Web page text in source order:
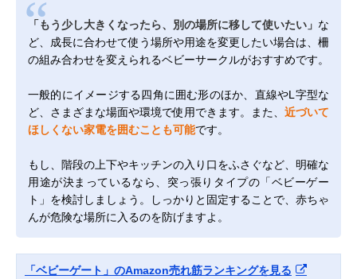
「もう少し大きくなったら、別の場所に移して使いたい」 な
ど、成長に合わせて使う場所や用途を変更したい場合は、柵
の組み合わせを変えられるベビーサークルがおすすめです。
一般的にイメージする四角に囲む形のほか、直線やL字型な
ど、さまざまな場面や環境で使用できます。また、 近づいて
ほしくない家電を囲むことも可能です。
もし、階段の上下やキッチンの入り口をふさぐなど、明確な
用途が決まっているなら、突っ張りタイプの「ベビーゲー
ト」を検討しましょう。しっかりと固定することで、赤ちゃ
んが危険な場所に入るのを防げますよ。
「ベビーゲート」のAmazon売れ筋ランキングを見る